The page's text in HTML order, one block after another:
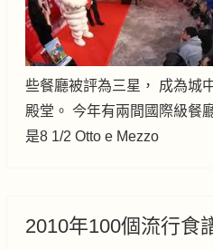
些餐廳被評為三星， 成為城
殿堂。 今年有兩間國際級餐
是8 1/2 Otto e Mezzo
2010年100個流行食